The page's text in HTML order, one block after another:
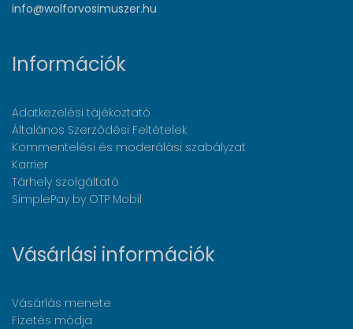
info@wolforvosimuszer.hu
Információk
Adatkezelési tájékoztató
Általános Szerződési Feltételek
Kommentelési és moderálási szabályzat
Karrier
Tárhely szolgáltató
SimplePay by OTP Mobil
Vásárlási információk
Vásárlás menete
Fizetés módja